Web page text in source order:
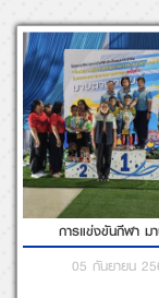
โรงเรียนวุฒินัน
โรงเรียนวุฒินันท์ร่วมงา
05 สิงหาคม